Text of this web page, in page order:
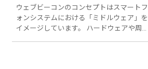
ウェブビーコンのコンセプトはスマートフ
ォンシステムにおける「ミドルウェア」を
イメージしています。 ハードウェアや周辺